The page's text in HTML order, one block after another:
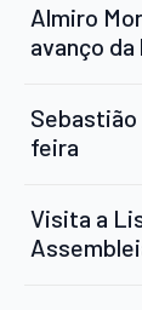
Almiro
avanço da
feira
Visita a